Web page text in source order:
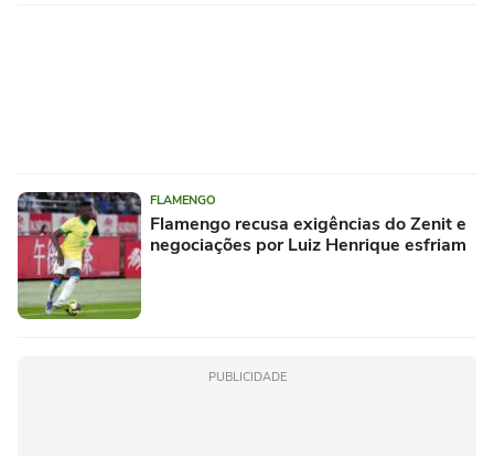
FLAMENGO
Flamengo recusa exigências do Zenit e
negociações por Luiz Henrique esfriam
PUBLICIDADE